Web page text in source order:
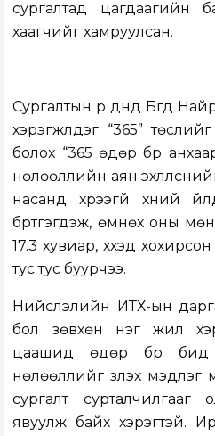
сургалтад цагдаагийн
хаагчийг хамруулсан.
Сургалтын үр дүнд Бүгд
хэрэгжүүлдэг “365”
болох “365 өдөр бүр
нөлөөллийн аян
насанд хүрээгүй хүний
бүртгэгдэж, өмнөх оны
17.3 хувиар, хүүхэд
тус тус буурчээ.
Нийслэлийн ИТХ-ын
бол зөвхөн нэг жил
цаашид өдөр бүр бид
нөлөөллийг үзүүлэх
сургалт сурталчилгааг
явуулж байх хэрэгтэй.